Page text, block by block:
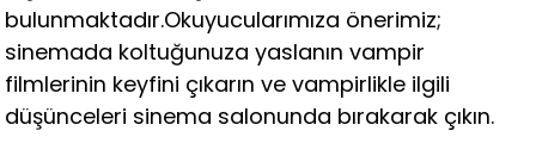
bulunmaktadır.Okuyucularımıza önerimiz;
sinemada koltuğunuza yaslanın vampir
filmlerinin keyfini çıkarın ve vampirlikle ilgili
düşünceleri sinema salonunda bırakarak çıkın.